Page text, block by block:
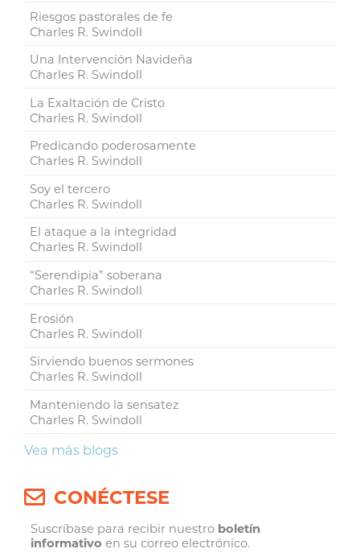
Riesgos pastorales de fe
Charles R. Swindoll
Una Intervención Navideña
Charles R. Swindoll
La Exaltación de Cristo
Charles R. Swindoll
Predicando poderosamente
Charles R. Swindoll
Soy el tercero
Charles R. Swindoll
El ataque a la integridad
Charles R. Swindoll
“Serendipia” soberana
Charles R. Swindoll
Erosión
Charles R. Swindoll
Sirviendo buenos sermones
Charles R. Swindoll
Manteniendo la sensatez
Charles R. Swindoll
Vea más blogs
CONÉCTESE
Suscríbase para recibir nuestro boletín
informativo en su correo electrónico.